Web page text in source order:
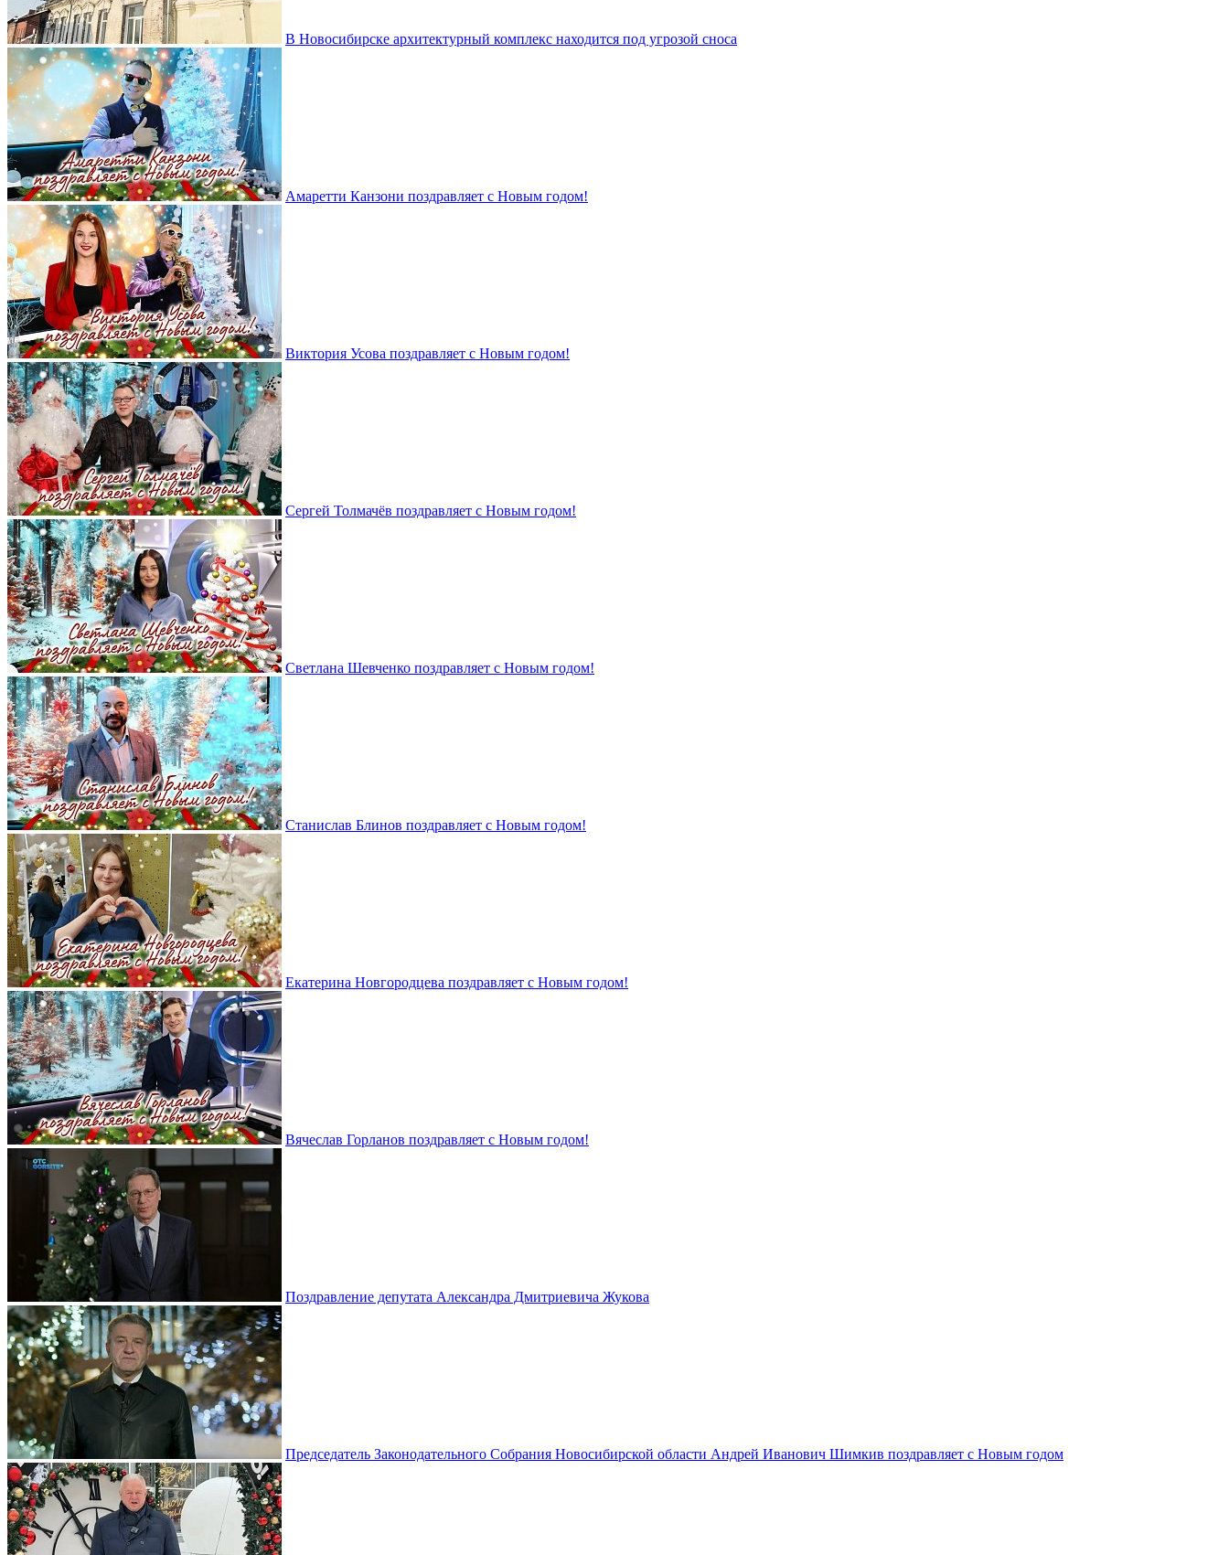
В Новосибирске архитектурный комплекс находится под угрозой сноса
Амаретти Канзони поздравляет с Новым годом!
Виктория Усова поздравляет с Новым годом!
Сергей Толмачёв поздравляет с Новым годом!
Светлана Шевченко поздравляет с Новым годом!
Станислав Блинов поздравляет с Новым годом!
Екатерина Новгородцева поздравляет с Новым годом!
Вячеслав Горланов поздравляет с Новым годом!
Поздравление депутата Александра Дмитриевича Жукова
Председатель Законодательного Собрания Новосибирской области Андрей Иванович Шимкив поздравляет с Новым годом